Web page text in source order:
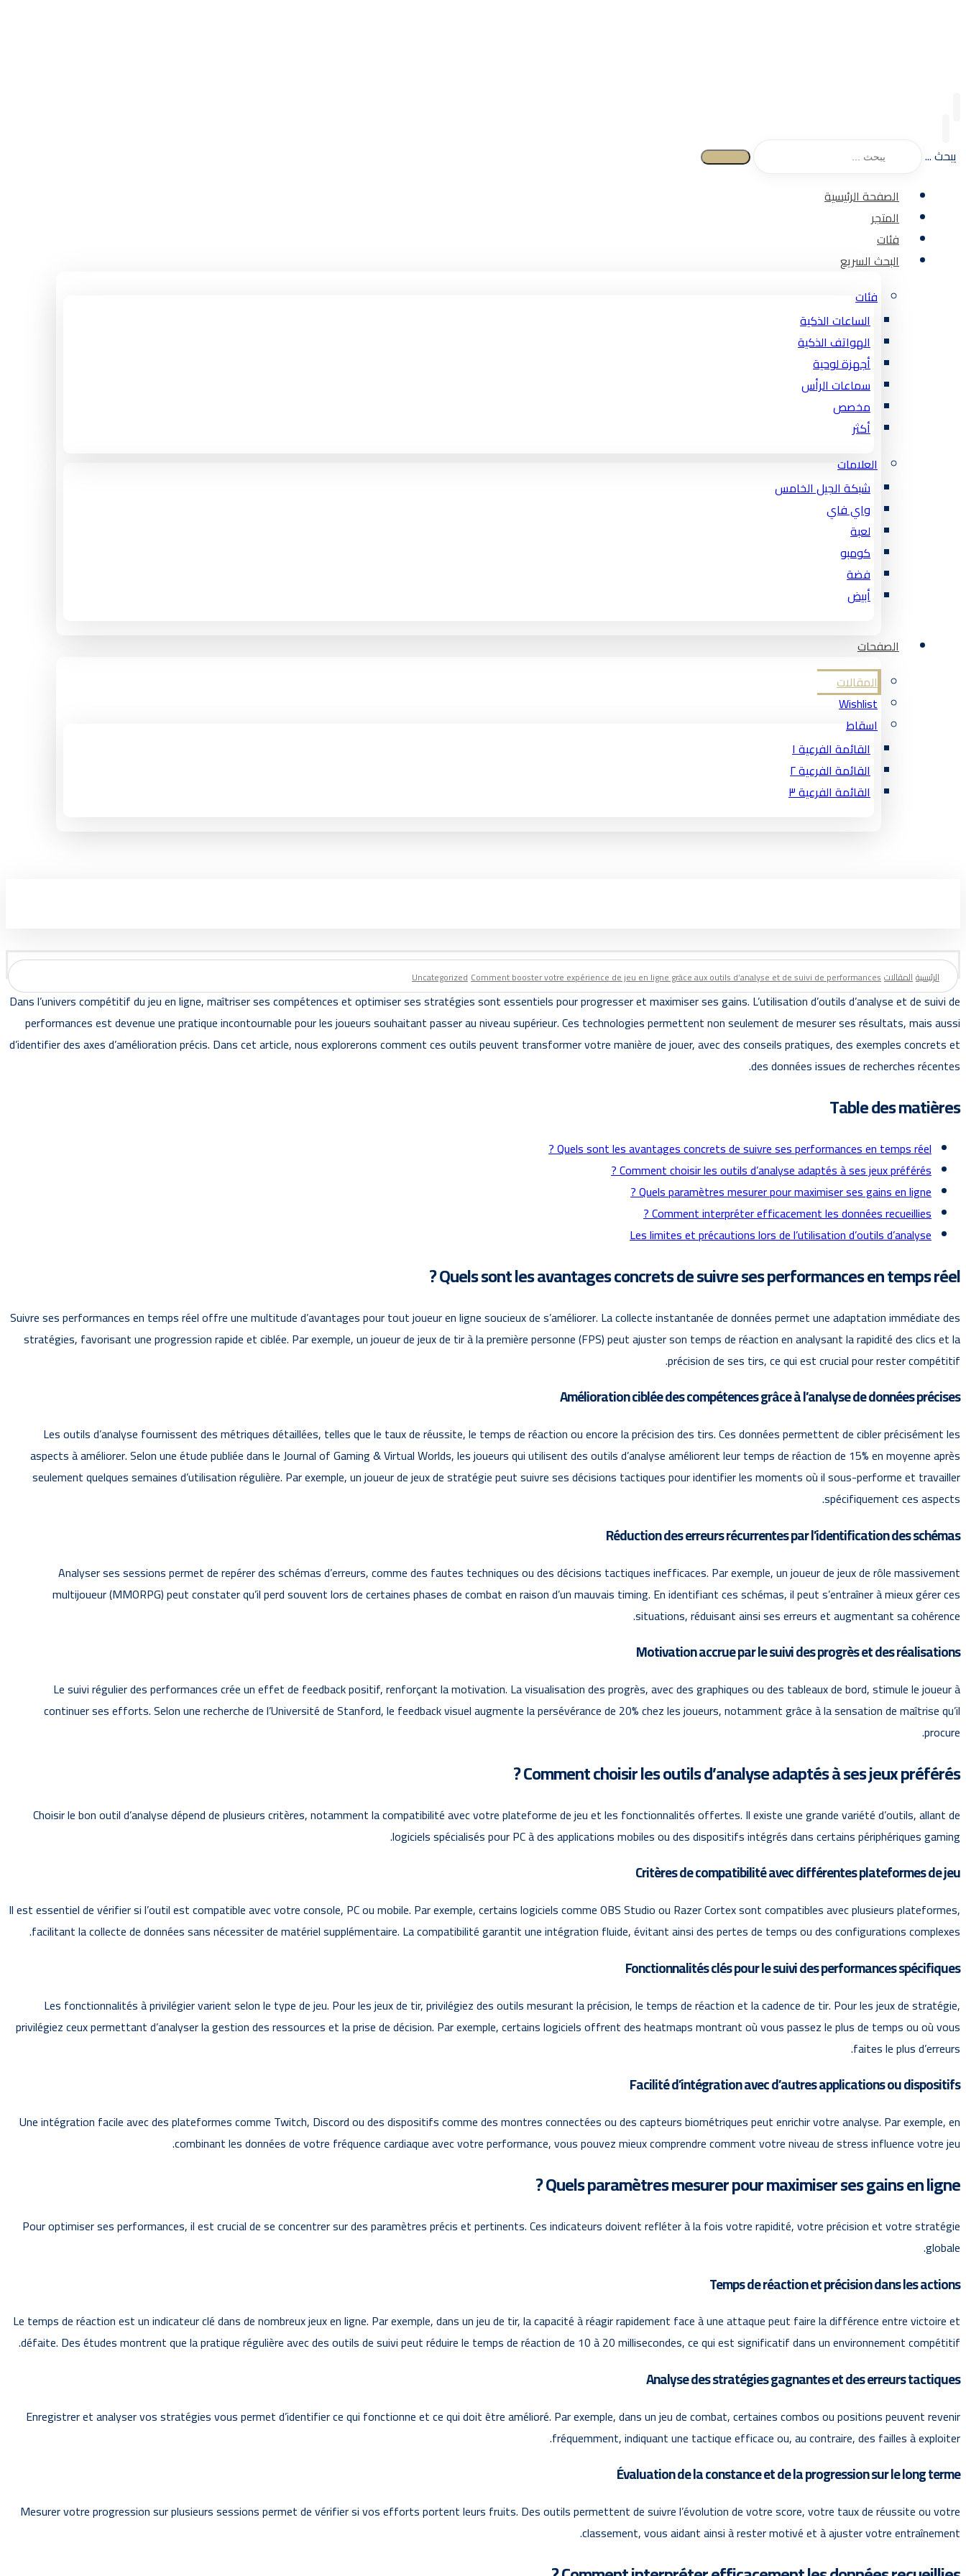
يبحث ...
الصفحة الرئيسية
المتجر
فئات
البحث السريع
فئات
الساعات الذكية
الهواتف الذكية
أجهزة لوحية
سماعات الرأس
مخصص
أكثر
العلامات
شبكة الجيل الخامس
واي فاي
لعبة
كومبو
فضة
أبيض
الصفحات
المقالات
Wishlist
اسقاط
القائمة الفرعية ١
القائمة الفرعية ٢
القائمة الفرعية ٣
الرئيسيةالمقالات UncategorizedComment booster votre expérience de jeu en ligne grâce aux outils d’analyse et de suivi de performances
Dans l’univers compétitif du jeu en ligne, maîtriser ses compétences et optimiser ses stratégies sont essentiels pour progresser et maximiser ses gains. L’utilisation d’outils d’analyse et de suivi de
performances est devenue une pratique incontournable pour les joueurs souhaitant passer au niveau supérieur. Ces technologies permettent non seulement de mesurer ses résultats, mais aussi
d’identifier des axes d’amélioration précis. Dans cet article, nous explorerons comment ces outils peuvent transformer votre manière de jouer, avec des conseils pratiques, des exemples concrets et
des données issues de recherches récentes.
Table des matières
Quels sont les avantages concrets de suivre ses performances en temps réel ?
Comment choisir les outils d’analyse adaptés à ses jeux préférés ?
Quels paramètres mesurer pour maximiser ses gains en ligne ?
Comment interpréter efficacement les données recueillies ?
Les limites et précautions lors de l’utilisation d’outils d’analyse
Quels sont les avantages concrets de suivre ses performances en temps réel ?
Suivre ses performances en temps réel offre une multitude d’avantages pour tout joueur en ligne soucieux de s’améliorer. La collecte instantanée de données permet une adaptation immédiate des
stratégies, favorisant une progression rapide et ciblée. Par exemple, un joueur de jeux de tir à la première personne (FPS) peut ajuster son temps de réaction en analysant la rapidité des clics et la
précision de ses tirs, ce qui est crucial pour rester compétitif.
Amélioration ciblée des compétences grâce à l’analyse de données précises
Les outils d’analyse fournissent des métriques détaillées, telles que le taux de réussite, le temps de réaction ou encore la précision des tirs. Ces données permettent de cibler précisément les
aspects à améliorer. Selon une étude publiée dans le Journal of Gaming & Virtual Worlds, les joueurs qui utilisent des outils d’analyse améliorent leur temps de réaction de 15% en moyenne après
seulement quelques semaines d’utilisation régulière. Par exemple, un joueur de jeux de stratégie peut suivre ses décisions tactiques pour identifier les moments où il sous-performe et travailler
spécifiquement ces aspects.
Réduction des erreurs récurrentes par l’identification des schémas
Analyser ses sessions permet de repérer des schémas d’erreurs, comme des fautes techniques ou des décisions tactiques inefficaces. Par exemple, un joueur de jeux de rôle massivement
multijoueur (MMORPG) peut constater qu’il perd souvent lors de certaines phases de combat en raison d’un mauvais timing. En identifiant ces schémas, il peut s’entraîner à mieux gérer ces
situations, réduisant ainsi ses erreurs et augmentant sa cohérence.
Motivation accrue par le suivi des progrès et des réalisations
Le suivi régulier des performances crée un effet de feedback positif, renforçant la motivation. La visualisation des progrès, avec des graphiques ou des tableaux de bord, stimule le joueur à
continuer ses efforts. Selon une recherche de l’Université de Stanford, le feedback visuel augmente la persévérance de 20% chez les joueurs, notamment grâce à la sensation de maîtrise qu’il
procure.
Comment choisir les outils d’analyse adaptés à ses jeux préférés ?
Choisir le bon outil d’analyse dépend de plusieurs critères, notamment la compatibilité avec votre plateforme de jeu et les fonctionnalités offertes. Il existe une grande variété d’outils, allant de
logiciels spécialisés pour PC à des applications mobiles ou des dispositifs intégrés dans certains périphériques gaming.
Critères de compatibilité avec différentes plateformes de jeu
Il est essentiel de vérifier si l’outil est compatible avec votre console, PC ou mobile. Par exemple, certains logiciels comme OBS Studio ou Razer Cortex sont compatibles avec plusieurs plateformes,
facilitant la collecte de données sans nécessiter de matériel supplémentaire. La compatibilité garantit une intégration fluide, évitant ainsi des pertes de temps ou des configurations complexes.
Fonctionnalités clés pour le suivi des performances spécifiques
Les fonctionnalités à privilégier varient selon le type de jeu. Pour les jeux de tir, privilégiez des outils mesurant la précision, le temps de réaction et la cadence de tir. Pour les jeux de stratégie,
privilégiez ceux permettant d’analyser la gestion des ressources et la prise de décision. Par exemple, certains logiciels offrent des heatmaps montrant où vous passez le plus de temps ou où vous
faites le plus d’erreurs.
Facilité d’intégration avec d’autres applications ou dispositifs
Une intégration facile avec des plateformes comme Twitch, Discord ou des dispositifs comme des montres connectées ou des capteurs biométriques peut enrichir votre analyse. Par exemple, en
combinant les données de votre fréquence cardiaque avec votre performance, vous pouvez mieux comprendre comment votre niveau de stress influence votre jeu.
Quels paramètres mesurer pour maximiser ses gains en ligne ?
Pour optimiser ses performances, il est crucial de se concentrer sur des paramètres précis et pertinents. Ces indicateurs doivent refléter à la fois votre rapidité, votre précision et votre stratégie
globale.
Temps de réaction et précision dans les actions
Le temps de réaction est un indicateur clé dans de nombreux jeux en ligne. Par exemple, dans un jeu de tir, la capacité à réagir rapidement face à une attaque peut faire la différence entre victoire et
défaite. Des études montrent que la pratique régulière avec des outils de suivi peut réduire le temps de réaction de 10 à 20 millisecondes, ce qui est significatif dans un environnement compétitif.
Analyse des stratégies gagnantes et des erreurs tactiques
Enregistrer et analyser vos stratégies vous permet d’identifier ce qui fonctionne et ce qui doit être amélioré. Par exemple, dans un jeu de combat, certaines combos ou positions peuvent revenir
fréquemment, indiquant une tactique efficace ou, au contraire, des failles à exploiter.
Évaluation de la constance et de la progression sur le long terme
Mesurer votre progression sur plusieurs sessions permet de vérifier si vos efforts portent leurs fruits. Des outils permettent de suivre l’évolution de votre score, votre taux de réussite ou votre
classement, vous aidant ainsi à rester motivé et à ajuster votre entraînement.